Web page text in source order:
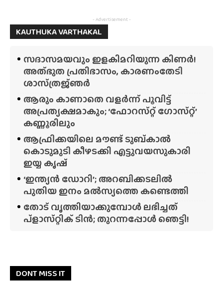
- Advertisement -
KAUTHUKA VARTHAKAL
സദാസമയവും ഇളകിമറിയുന്ന കിണർ!
അത്‌ഭുത പ്രതിഭാസം, കാരണംതേടി
ശാസ്‌ത്രജ്‌ഞർ
ആരും കാണാതെ വളർന്ന് പൂവിട്ട്
അപ്രത്യക്ഷമാകും; ‘ഫോറസ്‌റ്റ്‌ ഗോസ്‌റ്റ്’
കണ്ണൂരിലും
ആഫ്രിക്കയിലെ മൗണ്ട് ടുബ്‌കാൽ
കൊടുമുടി കീഴടക്കി എട്ടുവയസുകാരി
ഇയ്യ കൃഷ്
‘ഇന്ത്യൻ ഡോറി’; അറബിക്കടലിൽ
പുതിയ ഇനം മൽസ്യത്തെ കണ്ടെത്തി
തോട് വൃത്തിയാക്കുമ്പോൾ ലഭിച്ചത്
പ്‌ളാസ്‌റ്റിക് ടിൻ; തുറന്നപ്പോൾ ഞെട്ടി!
DONT MISS IT